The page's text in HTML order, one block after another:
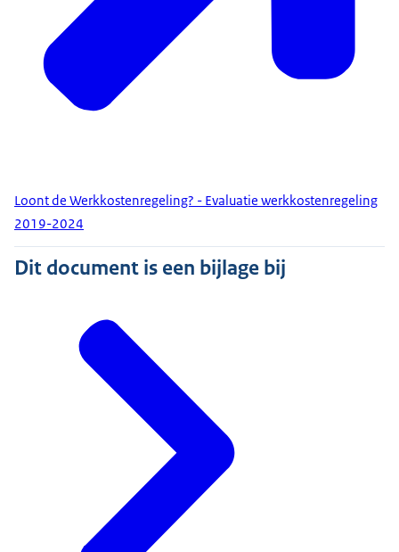
Loont de Werkkostenregeling? - Evaluatie werkkostenregeling
2019-2024
Dit document is een bijlage bij